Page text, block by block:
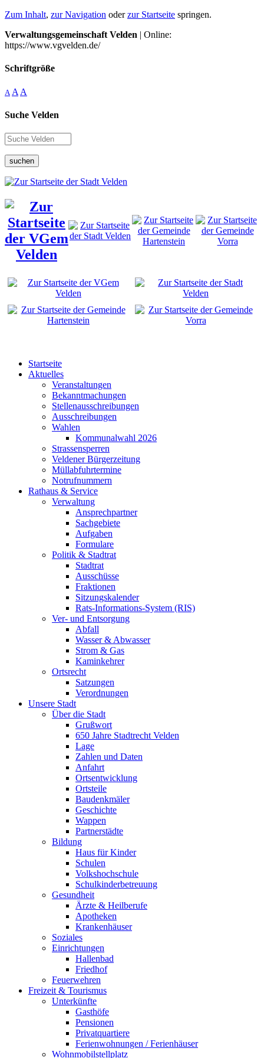
Zum Inhalt, zur Navigation oderzur Startseite springen.
Verwaltungsgemeinschaft Velden | Online:
https://www.vgvelden.de/
Schriftgröße
A A A
Suche Velden
suchen
Startseite
Aktuelles
Veranstaltungen
Bekanntmachungen
Stellenausschreibungen
Ausschreibungen
Wahlen
Kommunalwahl 2026
Strassensperren
Veldener Bürgerzeitung
Müllabfuhrtermine
Notrufnummern
Rathaus & Service
Verwaltung
Ansprechpartner
Sachgebiete
Aufgaben
Formulare
Politik & Stadtrat
Stadtrat
Ausschüsse
Fraktionen
Sitzungskalender
Rats-Informations-System (RIS)
Ver- und Entsorgung
Abfall
Wasser & Abwasser
Strom & Gas
Kaminkehrer
Ortsrecht
Satzungen
Verordnungen
Unsere Stadt
Über die Stadt
Grußwort
650 Jahre Stadtrecht Velden
Lage
Zahlen und Daten
Anfahrt
Ortsentwicklung
Ortsteile
Baudenkmäler
Geschichte
Wappen
Partnerstädte
Bildung
Haus für Kinder
Schulen
Volkshochschule
Schulkinderbetreuung
Gesundheit
Ärzte & Heilberufe
Apotheken
Krankenhäuser
Soziales
Einrichtungen
Hallenbad
Friedhof
Feuerwehren
Freizeit & Tourismus
Unterkünfte
Gasthöfe
Pensionen
Privatquartiere
Ferienwohnungen / Ferienhäuser
Wohnmobilstellplatz